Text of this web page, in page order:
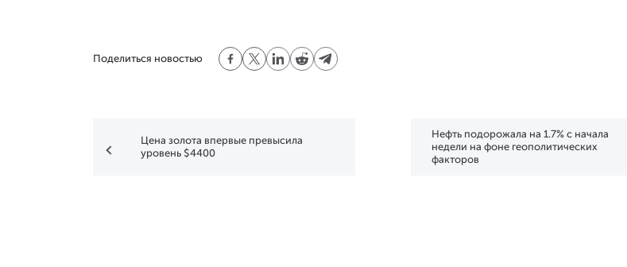
Поделиться новостью
Цена золота впервые превысила
уровень $4400
Нефть подорожала на 1.7% с начала
недели на фоне геополитических
факторов